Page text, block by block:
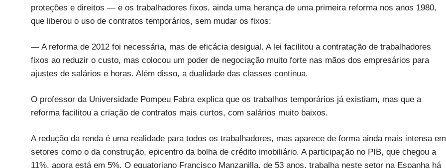
proteções e direitos — e os trabalhadores fixos, ainda uma herança de uma primeira reforma nos anos 1980,
que liberou o uso de contratos temporários, sem mudar os fixos:
— A reforma de 2012 foi necessária, mas de eficácia desigual. A lei facilitou a contratação de trabalhadores
fixos ao reduzir o custo, mas colocou um poder de negociação muito forte nas mãos dos empresários para
ajustes de salários e horas. Além disso, a dualidade das classes continua.
O professor da Universidade Pompeu Fabra explica que os trabalhos temporários já existiam, mas que a
reforma facilitou a criação de contratos mais curtos, com salários muito baixos.
A redução da renda é uma realidade para todos os trabalhadores, mas aparece de forma ainda mais intensa em
setores como o da construção, epicentro da bolha de crédito imobiliário. A participação no PIB, que chegou a
11%, agora está em 5%. O equatoriano Francisco Manzanilla, de 53 anos, trabalha neste setor na Espanha há